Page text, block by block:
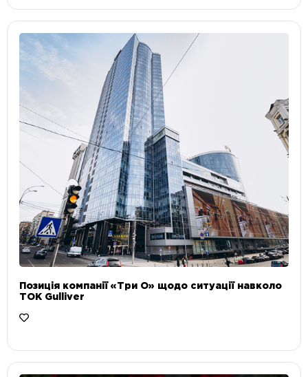
Позиція компанії «Три О» щодо ситуації навколо
ТОК Gulliver